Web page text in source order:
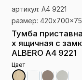
артикул: А4 9221
размер:
Тумба
х ящичная с
ALBERO А4 9221
Цвет